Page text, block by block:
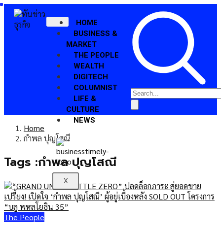
HOME
BUSINESS &
MARKET
THE PEOPLE
WEALTH
DIGITECH
COLUMNIST
LIFE &
CULTURE
NEWS
X
Home
กำพล ปุญโสณี
Tags :กำพล ปุญโสณี
The People